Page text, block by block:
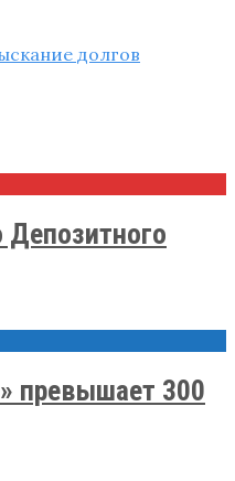
долгов
превышает 300